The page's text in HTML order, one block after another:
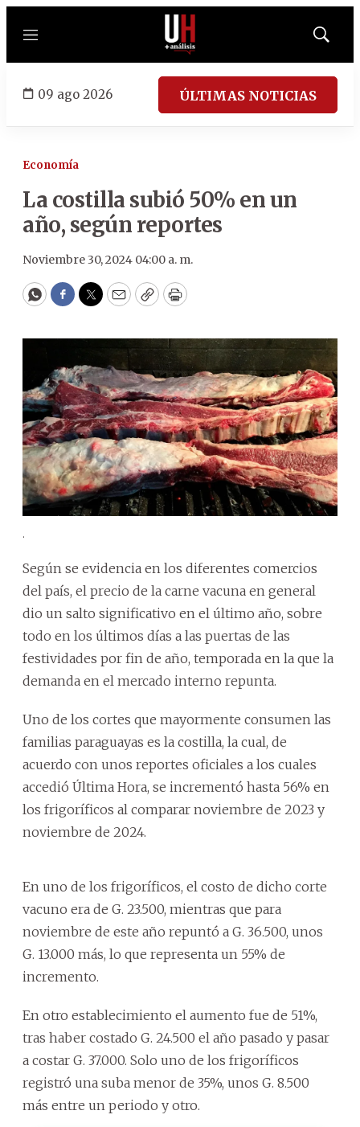
Menú
Mostrar
09 ago 2026 ÚLTIMAS NOTICIAS
Economía
La costilla subió 50% en un
año, según reportes
Noviembre 30, 2024 04:00 a. m.
WhatsApp
Facebook
Twitter
EmailCopyPrint
.
Según se evidencia en los diferentes comercios
del país, el precio de la carne vacuna en general
dio un salto significativo en el último año, sobre
todo en los últimos días a las puertas de las
festividades por fin de año, temporada en la que la
demanda en el mercado interno repunta.
Uno de los cortes que mayormente consumen las
familias paraguayas es la costilla, la cual, de
acuerdo con unos reportes oficiales a los cuales
accedió Última Hora, se incrementó hasta 56% en
los frigoríficos al comparar noviembre de 2023 y
noviembre de 2024.
En uno de los frigoríficos, el costo de dicho corte
vacuno era de G. 23.500, mientras que para
noviembre de este año repuntó a G. 36.500, unos
G. 13.000 más, lo que representa un 55% de
incremento.
En otro establecimiento el aumento fue de 51%,
tras haber costado G. 24.500 el año pasado y pasar
a costar G. 37.000. Solo uno de los frigoríficos
registró una suba menor de 35%, unos G. 8.500
más entre un periodo y otro.